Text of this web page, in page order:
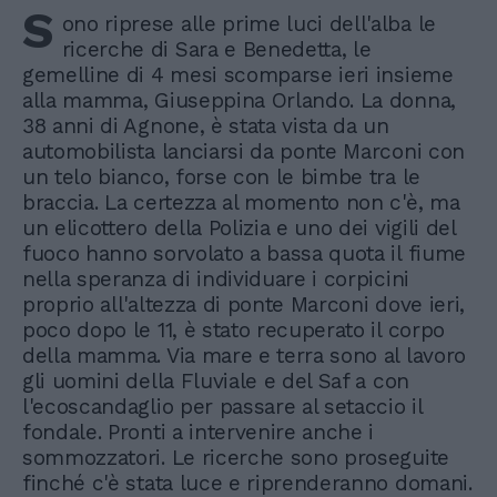
S ono riprese alle prime luci dell'alba le
ricerche di Sara e Benedetta, le
gemelline di 4 mesi scomparse ieri insieme
alla mamma, Giuseppina Orlando. La donna,
38 anni di Agnone, è stata vista da un
automobilista lanciarsi da ponte Marconi con
un telo bianco, forse con le bimbe tra le
braccia. La certezza al momento non c'è, ma
un elicottero della Polizia e uno dei vigili del
fuoco hanno sorvolato a bassa quota il fiume
nella speranza di individuare i corpicini
proprio all'altezza di ponte Marconi dove ieri,
poco dopo le 11, è stato recuperato il corpo
della mamma. Via mare e terra sono al lavoro
gli uomini della Fluviale e del Saf a con
l'ecoscandaglio per passare al setaccio il
fondale. Pronti a intervenire anche i
sommozzatori. Le ricerche sono proseguite
finché c'è stata luce e riprenderanno domani.